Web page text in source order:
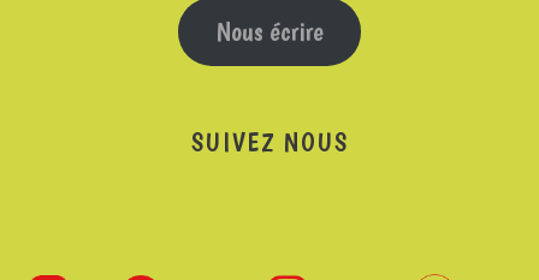
Nous écrire
SUIVEZ NOUS